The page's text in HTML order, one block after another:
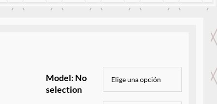
Model: No
selection